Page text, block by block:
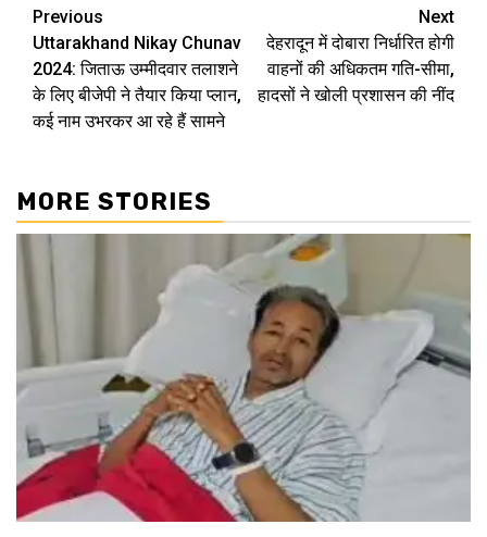
Continue
Reading
Previous
Uttarakhand Nikay Chunav
2024: जिताऊ उम्मीदवार तलाशने
के लिए बीजेपी ने तैयार किया प्लान,
कई नाम उभरकर आ रहे हैं सामने
Next
देहरादून में दोबारा निर्धारित होगी
वाहनों की अधिकतम गति-सीमा,
हादसों ने खोली प्रशासन की नींद
MORE STORIES